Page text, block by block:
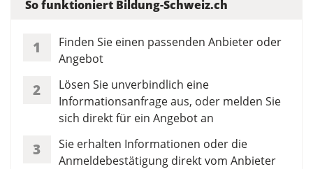
So funktioniert Bildung-Schweiz.ch
1
Finden Sie einen passenden Anbieter oder
Angebot
2
Lösen Sie unverbindlich eine
Informationsanfrage aus, oder melden Sie
sich direkt für ein Angebot an
3
Sie erhalten Informationen oder die
Anmeldebestätigung direkt vom Anbieter